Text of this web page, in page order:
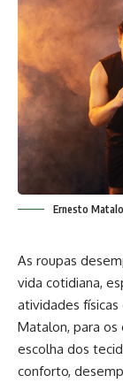
Ernesto
As roupas
vida cotidiana,
atividades
Matalon, para os
escolha dos
conforto,